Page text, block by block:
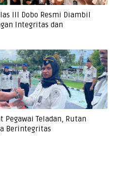
III Dobo Resmi Diambil
Integritas dan
Pegawai Teladan, Rutan
Berintegritas